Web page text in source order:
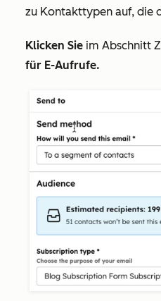
zu Kontakttypen auf, die
Klicken Sie im Abschnitt
für E-Aufrufe.